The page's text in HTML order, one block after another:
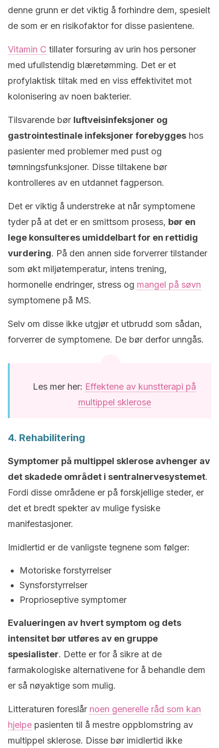
denne grunn er det viktig å forhindre dem, spesielt
de som er en risikofaktor for disse pasientene.
Vitamin C tillater forsuring av urin hos personer
med ufullstendig blæretømming. Det er et
profylaktisk tiltak med en viss effektivitet mot
kolonisering av noen bakterier.
Tilsvarende bør luftveisinfeksjoner og
gastrointestinale infeksjoner forebygges hos
pasienter med problemer med pust og
tømningsfunksjoner. Disse tiltakene bør
kontrolleres av en utdannet fagperson.
Det er viktig å understreke at når symptomene
tyder på at det er en smittsom prosess, bør en
lege konsulteres umiddelbart for en rettidig
vurdering. På den annen side forverrer tilstander
som økt miljøtemperatur, intens trening,
hormonelle endringer, stress og mangel på søvn
symptomene på MS.
Selv om disse ikke utgjør et utbrudd som sådan,
forverrer de symptomene. De bør derfor unngås.
Les mer her: Effektene av kunstterapi på
multippel sklerose
4. Rehabilitering
Symptomer på multippel sklerose avhenger av
det skadede området i sentralnervesystemet.
Fordi disse områdene er på forskjellige steder, er
det et bredt spekter av mulige fysiske
manifestasjoner.
Imidlertid er de vanligste tegnene som følger:
Motoriske forstyrrelser
Synsforstyrrelser
Proprioseptive symptomer
Evalueringen av hvert symptom og dets
intensitet bør utføres av en gruppe
spesialister. Dette er for å sikre at de
farmakologiske alternativene for å behandle dem
er så nøyaktige som mulig.
Litteraturen foreslår noen generelle råd som kan
hjelpe pasienten til å mestre oppblomstring av
multippel sklerose. Disse bør imidlertid ikke